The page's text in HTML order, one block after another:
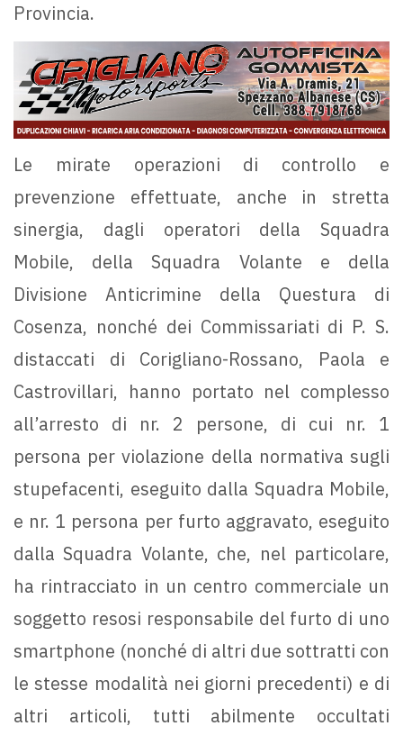
Provincia.
Le mirate operazioni di controllo e
prevenzione effettuate, anche in stretta
sinergia, dagli operatori della Squadra
Mobile, della Squadra Volante e della
Divisione Anticrimine della Questura di
Cosenza, nonché dei Commissariati di P. S.
distaccati di Corigliano-Rossano, Paola e
Castrovillari, hanno portato nel complesso
all’arresto di nr. 2 persone, di cui nr. 1
persona per violazione della normativa sugli
stupefacenti, eseguito dalla Squadra Mobile,
e nr. 1 persona per furto aggravato, eseguito
dalla Squadra Volante, che, nel particolare,
ha rintracciato in un centro commerciale un
soggetto resosi responsabile del furto di uno
smartphone (nonché di altri due sottratti con
le stesse modalità nei giorni precedenti) e di
altri articoli, tutti abilmente occultati